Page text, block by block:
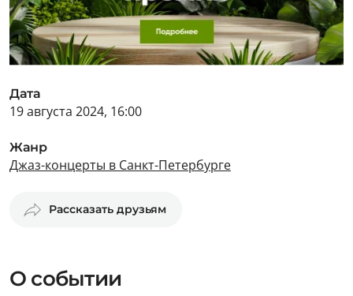
Дата
19 августа 2024, 16:00
Жанр
Джаз-концерты в Санкт-Петербурге
Рассказать друзьям
О событии